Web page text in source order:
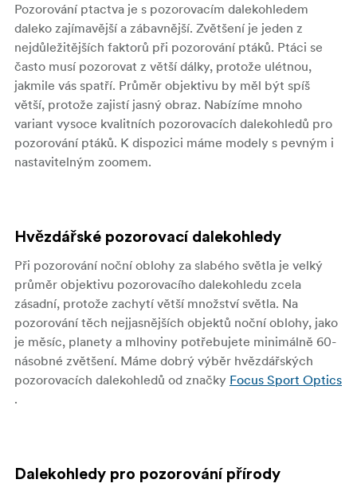
Pozorování ptactva je s pozorovacím dalekohledem
daleko zajímavější a zábavnější. Zvětšení je jeden z
nejdůležitějších faktorů při pozorování ptáků. Ptáci se
často musí pozorovat z větší dálky, protože ulétnou,
jakmile vás spatří. Průměr objektivu by měl být spíš
větší, protože zajistí jasný obraz. Nabízíme mnoho
variant vysoce kvalitních pozorovacích dalekohledů pro
pozorování ptáků. K dispozici máme modely s pevným i
nastavitelným zoomem.
Hvězdářské pozorovací dalekohledy
Při pozorování noční oblohy za slabého světla je velký
průměr objektivu pozorovacího dalekohledu zcela
zásadní, protože zachytí větší množství světla. Na
pozorování těch nejjasnějších objektů noční oblohy, jako
je měsíc, planety a mlhoviny potřebujete minimálně 60-
násobné zvětšení. Máme dobrý výběr hvězdářských
pozorovacích dalekohledů od značky Focus Sport Optics
.
Dalekohledy pro pozorování přírody